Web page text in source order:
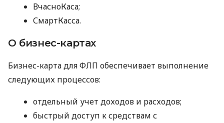
ВчасноКаса;
СмартКасса.
О бизнес-картах
Бизнес-карта для ФЛП обеспечивает выполнение
следующих процессов:
отдельный учет доходов и расходов;
быстрый доступ к средствам с